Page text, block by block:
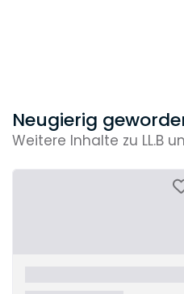
Neugierig
Weitere Inhalte zu LL.B